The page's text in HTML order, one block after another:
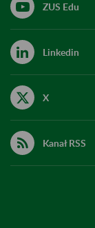
ZUS Edu
Linkedin
X
Kanał RSS